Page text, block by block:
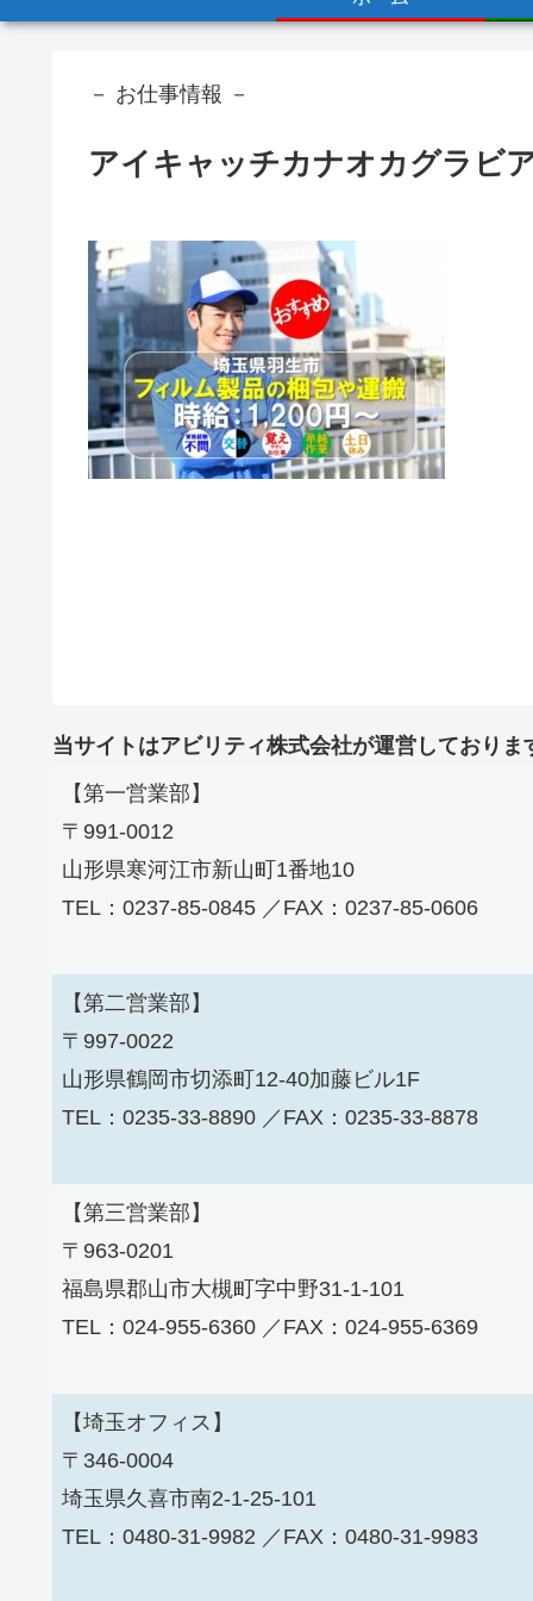
－ お仕事情報 －
アイキャッチカナオカグラビ
当サイトはアビリティ株式会社が運営しておりま
【第一営業部】
〒991-0012
山形県寒河江市新山町1番地10
TEL：0237-85-0845 ／FAX：0237-85-0606
【第二営業部】
〒997-0022
山形県鶴岡市切添町12-40加藤ビル1F
TEL：0235-33-8890 ／FAX：0235-33-8878
【第三営業部】
〒963-0201
福島県郡山市大槻町字中野31-1-101
TEL：024-955-6360 ／FAX：024-955-6369
【埼玉オフィス】
〒346-0004
埼玉県久喜市南2-1-25-101
TEL：0480-31-9982 ／FAX：0480-31-9983